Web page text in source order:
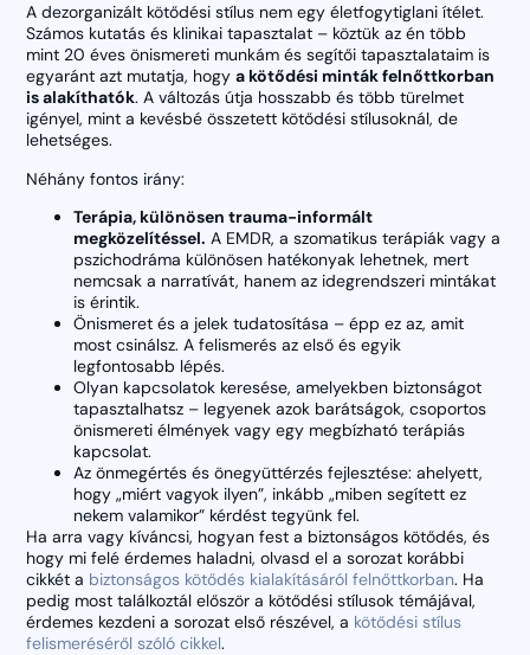
A dezorganizált kötődési stílus nem egy életfogytiglani ítélet.
Számos kutatás és klinikai tapasztalat – köztük az én több
mint 20 éves önismereti munkám és segítői tapasztalataim is
egyaránt azt mutatja, hogya kötődési minták felnőttkorban
is alakíthatók. A változás útja hosszabb és több türelmet
igényel, mint a kevésbé összetett kötődési stílusoknál, de
lehetséges.
Néhány fontos irány:
Terápia, különösen trauma-informált
megközelítéssel. A EMDR, a szomatikus terápiák vagy a
pszichodráma különösen hatékonyak lehetnek, mert
nemcsak a narratívát, hanem az idegrendszeri mintákat
is érintik.
Önismeret és a jelek tudatosítása – épp ez az, amit
most csinálsz. A felismerés az első és egyik
legfontosabb lépés.
Olyan kapcsolatok keresése, amelyekben biztonságot
tapasztalhatsz – legyenek azok barátságok, csoportos
önismereti élmények vagy egy megbízható terápiás
kapcsolat.
Az önmegértés és önegyüttérzés fejlesztése: ahelyett,
hogy „miért vagyok ilyen”, inkább „miben segített ez
nekem valamikor” kérdést tegyünk fel.
Ha arra vagy kíváncsi, hogyan fest a biztonságos kötődés, és
hogy mi felé érdemes haladni, olvasd el a sorozat korábbi
cikkét a biztonságos kötődés kialakításáról felnőttkorban. Ha
pedig most találkoztál először a kötődési stílusok témájával,
érdemes kezdeni a sorozat első részével, a kötődési stílus
felismeréséről szóló cikkel.